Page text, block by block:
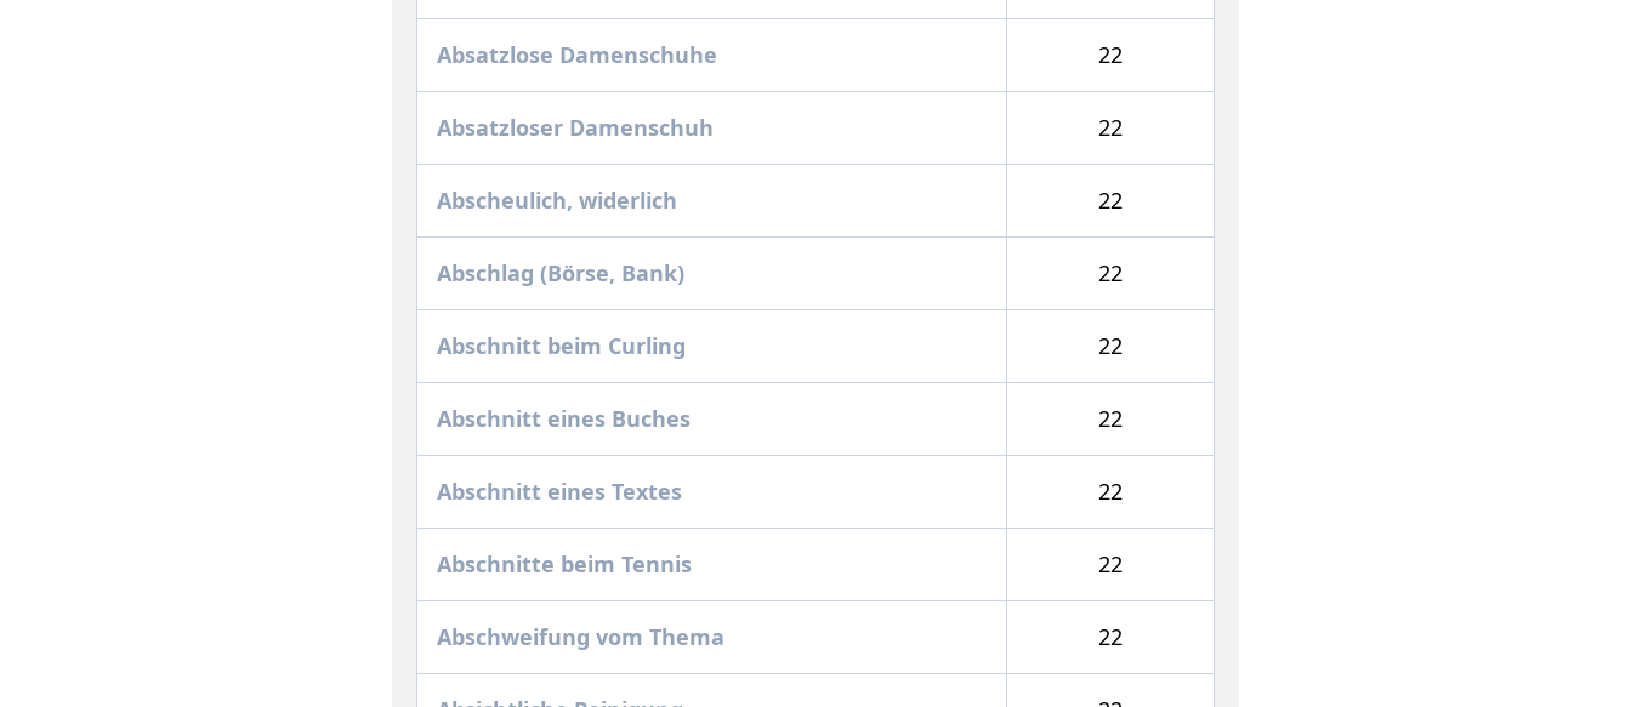
Absatzlose Damenschuhe 22
Absatzloser Damenschuh 22
Abscheulich, widerlich 22
Abschlag (Börse, Bank) 22
Abschnitt beim Curling 22
Abschnitt eines Buches 22
Abschnitt eines Textes 22
Abschnitte beim Tennis 22
Abschweifung vom Thema 22